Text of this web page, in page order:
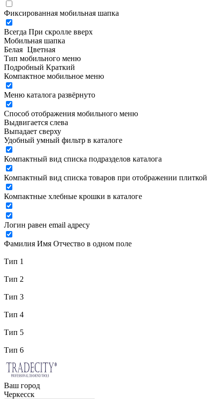
Фиксированная мобильная шапка
Всегда При скролле вверх
Мобильная шапка
Белая Цветная
Тип мобильного меню
Подробный Краткий
Компактное мобильное меню
Меню каталога развёрнуто
Способ отображения мобильного меню
Выдвигается слева
Выпадает сверху
Удобный умный фильтр в каталоге
Компактный вид списка подразделов каталога
Компактный вид списка товаров при отображении плиткой
Компактные хлебные крошки в каталоге
Логин равен email адресу
Фамилия Имя Отчество в одном поле
Тип 1
Тип 2
Тип 3
Тип 4
Тип 5
Тип 6
Ваш город
Черкесск